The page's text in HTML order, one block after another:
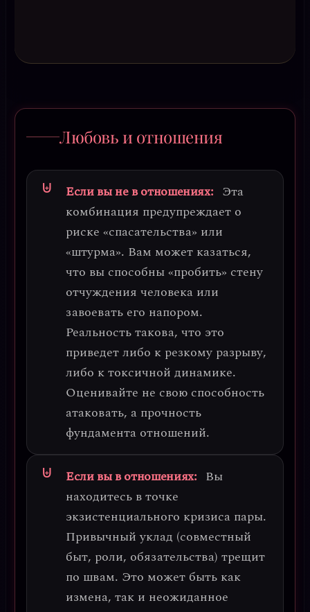
Любовь и отношения
Если вы не в отношениях: Эта
комбинация предупреждает о
риске «спасательства» или
«штурма». Вам может казаться,
что вы способны «пробить» стену
отчуждения человека или
завоевать его напором.
Реальность такова, что это
приведет либо к резкому разрыву,
либо к токсичной динамике.
Оценивайте не свою способность
атаковать, а прочность
фундамента отношений.
Если вы в отношениях: Вы
находитесь в точке
экзистенциального кризиса пары.
Привычный уклад (совместный
быт, роли, обязательства) трещит
по швам. Это может быть как
измена, так и неожиданное